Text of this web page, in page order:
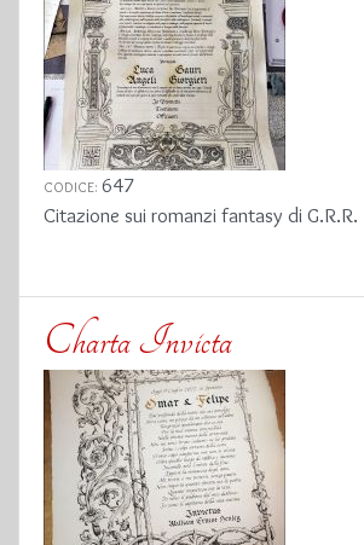
CODICE: 647
Citazione sui romanzi fantasy di
Charta Invicta